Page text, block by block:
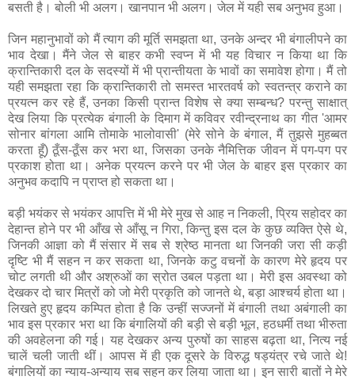
बसती है। बोली भी अलग। खानपान भी अलग। जेल में यही सब अनुभव हुआ।
जिन महानुभावों को मैं त्याग की मूर्ति समझता था, उनके अन्दर भी बंगालीपने का
भाव देखा। मैंने जेल से बाहर कभी स्वप्‍न में भी यह विचार न किया था कि
क्रान्तिकारी दल के सदस्यों में भी प्रान्तीयता के भावों का समावेश होगा। मैं तो
यही समझता रहा कि क्रान्तिकारी तो समस्त भारतवर्ष को स्वतन्त्र कराने का
प्रयत्‍न कर रहे हैं, उनका किसी प्रान्त विशेष से क्या सम्बन्ध? परन्तु साक्षात्
देख लिया कि प्रत्येक बंगाली के दिमाग में कविवर रवीन्द्रनाथ का गीत 'आमर
सोनार बांगला आमि तोमाके भालोवासी' (मेरे सोने के बंगाल, मैं तुझसे मुहब्बत
करता हूँ) ठूँस-ठूँस कर भरा था, जिसका उनके नैमित्तिक जीवन में पग-पग पर
प्रकाश होता था। अनेक प्रयत्‍न करने पर भी जेल के बाहर इस प्रकार का
अनुभव कदापि न प्राप्‍त हो सकता था।
बड़ी भयंकर से भयंकर आपत्ति में भी मेरे मुख से आह न निकली, प्रिय सहोदर का
देहान्त होने पर भी आँख से आँसू न गिरा, किन्तु इस दल के कुछ व्यक्‍ति ऐसे थे,
जिनकी आज्ञा को मैं संसार में सब से श्रेष्‍ठ मानता था जिनकी जरा सी कड़ी
दृष्‍टि भी मैं सहन न कर सकता था, जिनके कटु वचनों के कारण मेरे हृदय पर
चोट लगती थी और अश्रुओं का स्रोत उबल पड़ता था। मेरी इस अवस्था को
देखकर दो चार मित्रों को जो मेरी प्रकृति को जानते थे, बड़ा आश्‍चर्य होता था।
लिखते हुए हृदय कम्पित होता है कि उन्हीं सज्जनों में बंगाली तथा अबंगाली का
भाव इस प्रकार भरा था कि बंगालियों की बड़ी से बड़ी भूल, हठधर्मी तथा भीरुता
की अवहेलना की गई। यह देखकर अन्य पुरुषों का साहस बढ़ता था, नित्य नई
चालें चली जाती थीं। आपस में ही एक दूसरे के विरुद्ध षड्यंत्र रचे जाते थे!
बंगालियों का न्याय-अन्याय सब सहन कर लिया जाता था। इन सारी बातों ने मेरे